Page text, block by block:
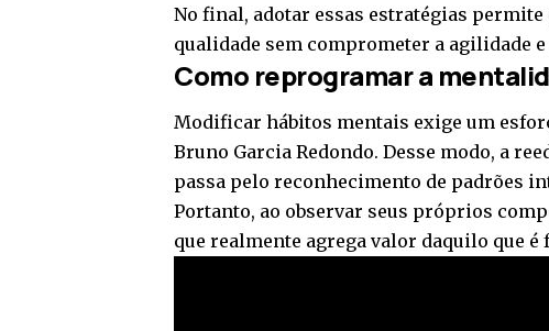
No final, adotar essas estratégias
qualidade sem comprometer a agilidade
Como reprogramar a
Modificar hábitos mentais exige um
Bruno Garcia Redondo. Desse modo, a
passa pelo reconhecimento de padrões
Portanto, ao observar seus próprios
que realmente agrega valor daquilo que é